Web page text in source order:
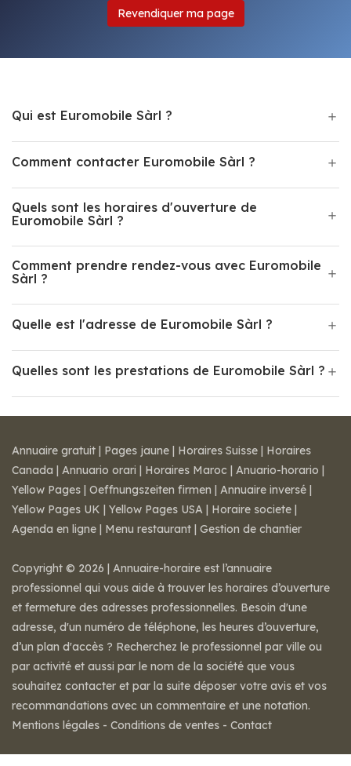
Revendiquer ma page
Qui est Euromobile Sàrl ?
Comment contacter Euromobile Sàrl ?
Quels sont les horaires d'ouverture de
Euromobile Sàrl ?
Comment prendre rendez-vous avec Euromobile
Sàrl ?
Quelle est l'adresse de Euromobile Sàrl ?
Quelles sont les prestations de Euromobile Sàrl ?
Annuaire gratuit | Pages jaune | Horaires Suisse | Horaires
Canada | Annuario orari | Horaires Maroc | Anuario-horario |
Yellow Pages | Oeffnungszeiten firmen | Annuaire inversé |
Yellow Pages UK | Yellow Pages USA | Horaire societe |
Agenda en ligne | Menu restaurant | Gestion de chantier
Copyright © 2026 | Annuaire-horaire est l’annuaire
professionnel qui vous aide à trouver les horaires d’ouverture
et fermeture des adresses professionnelles. Besoin d'une
adresse, d'un numéro de téléphone, les heures d’ouverture,
d’un plan d'accès ? Recherchez le professionnel par ville ou
par activité et aussi par le nom de la société que vous
souhaitez contacter et par la suite déposer votre avis et vos
recommandations avec un commentaire et une notation.
Mentions légales - Conditions de ventes - Contact